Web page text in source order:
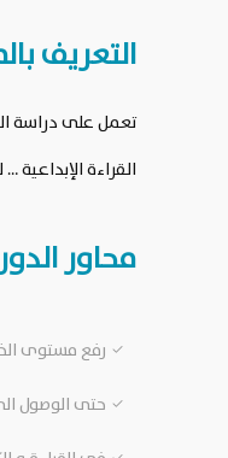
التعريف
تعمل على دراسة
القراءة الإبداعية
محاور
رفع مستوى
حتى الوصول